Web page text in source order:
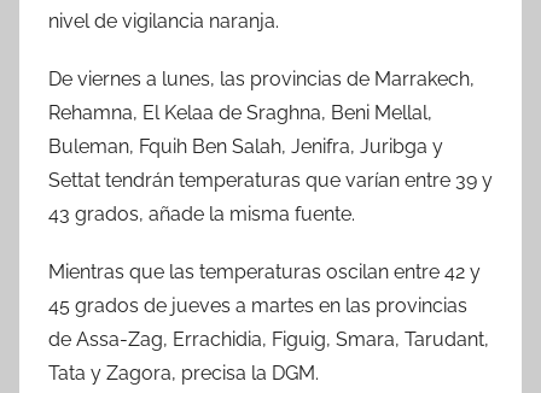
nivel de vigilancia naranja.
De viernes a lunes, las provincias de Marrakech,
Rehamna, El Kelaa de Sraghna, Beni Mellal,
Buleman, Fquih Ben Salah, Jenifra, Juribga y
Settat tendrán temperaturas que varían entre 39 y
43 grados, añade la misma fuente.
Mientras que las temperaturas oscilan entre 42 y
45 grados de jueves a martes en las provincias
de Assa-Zag, Errachidia, Figuig, Smara, Tarudant,
Tata y Zagora, precisa la DGM.